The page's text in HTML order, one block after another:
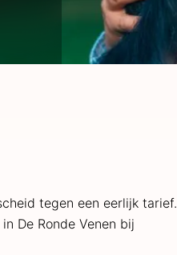
tegen een eerlijk tarief.
De Ronde Venen bij